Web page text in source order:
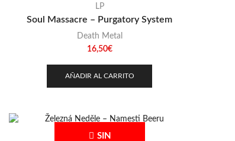
LP
Soul Massacre – Purgatory System
Death Metal
16,50€
AÑADIR AL CARRITO
SIN